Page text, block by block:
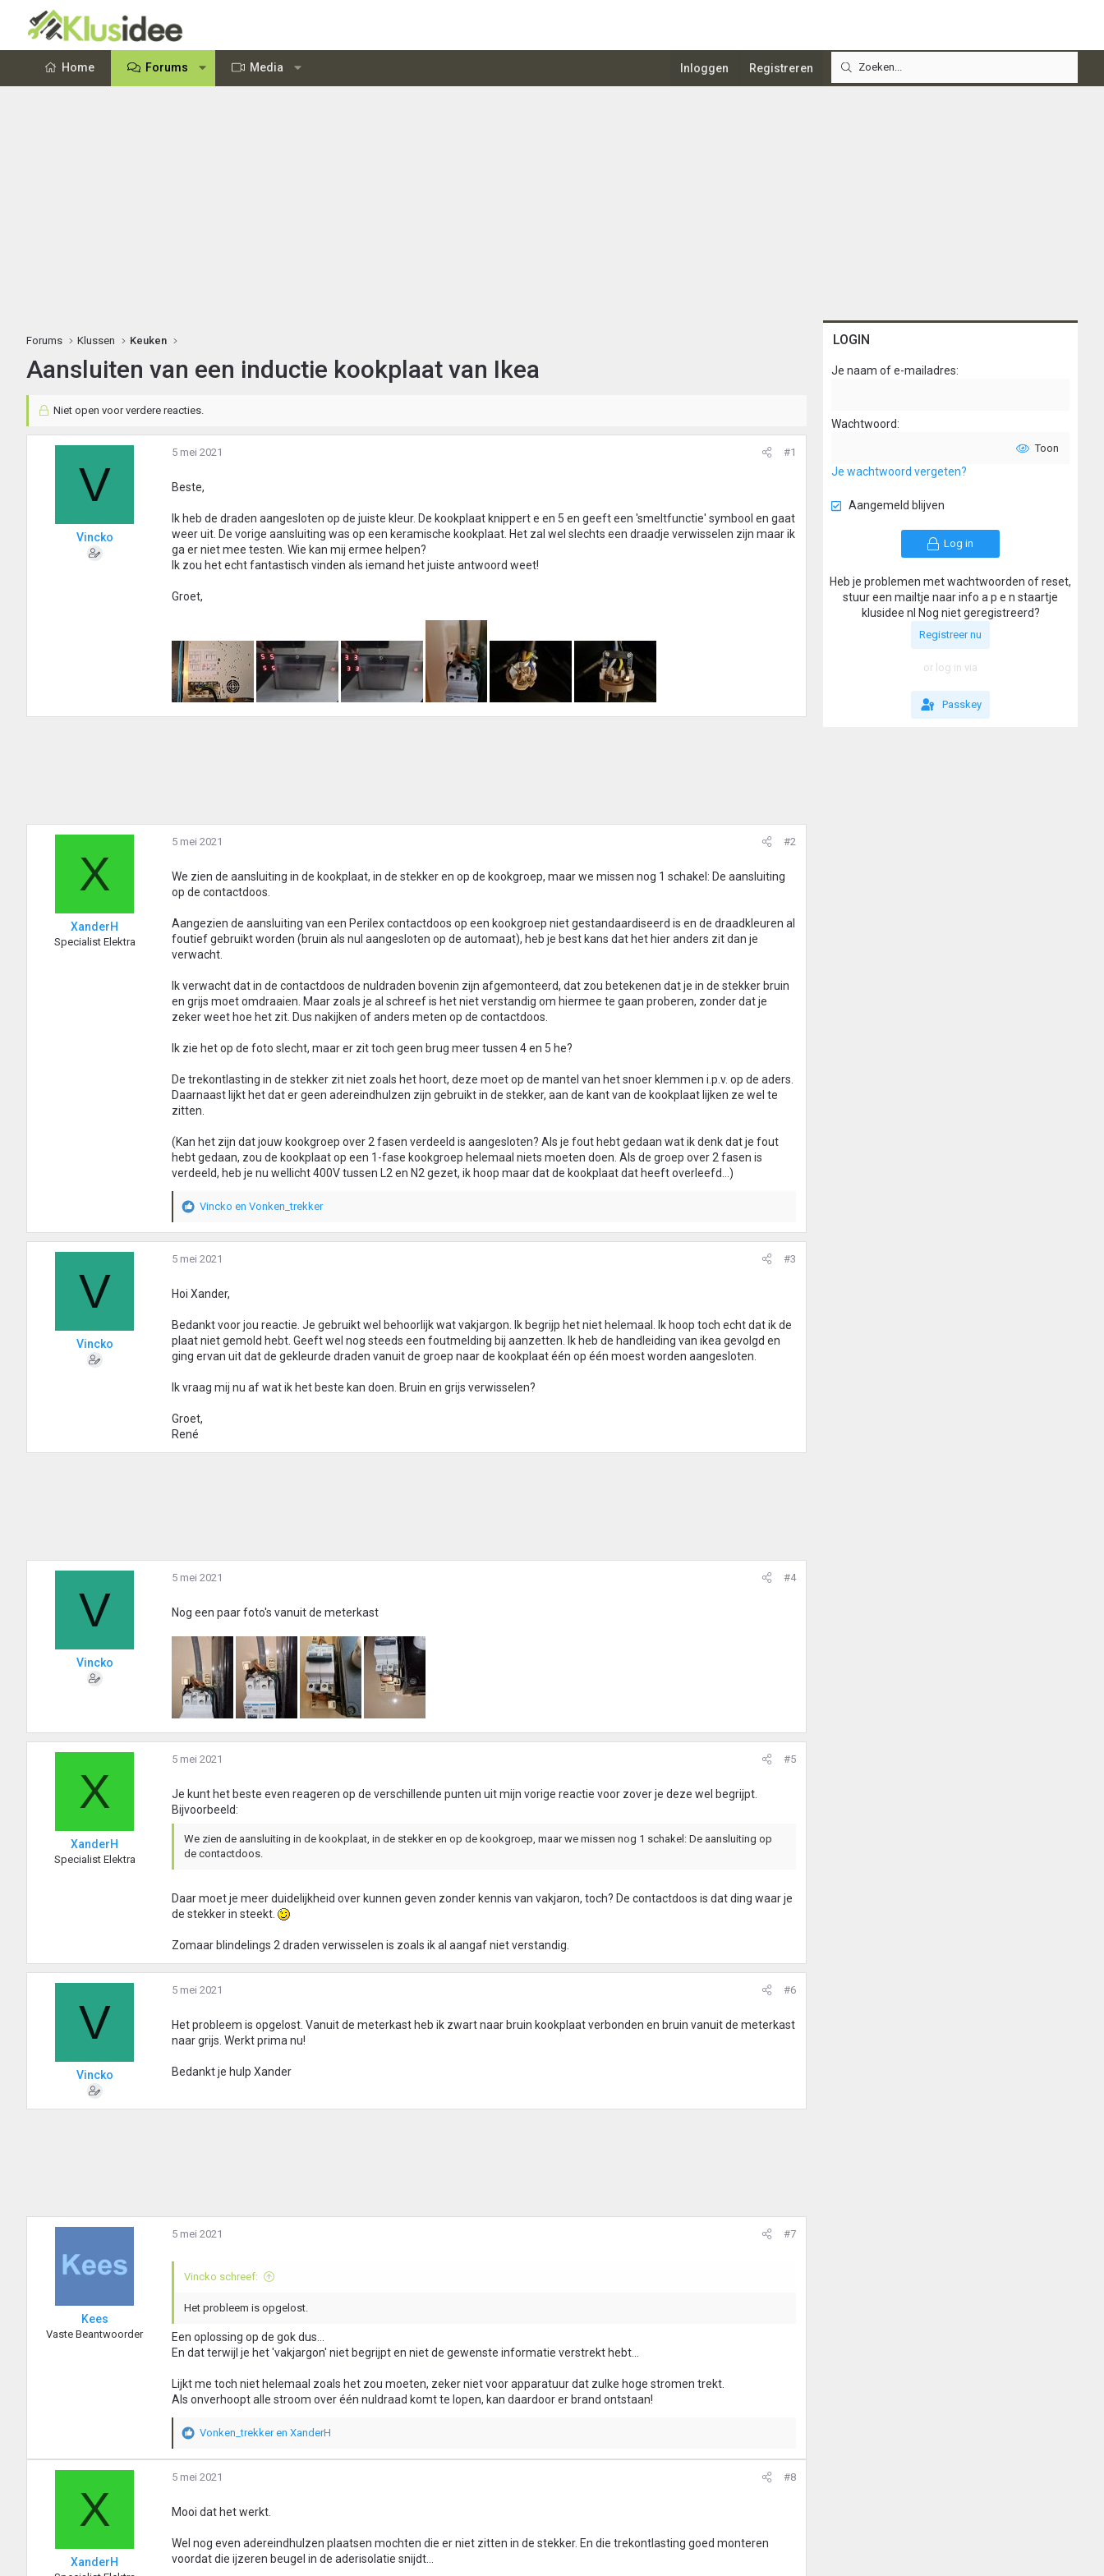
Home Forums Media Inloggen Registreren
Forums Klussen Keuken
Aansluiten van een inductie kookplaat van Ikea
Niet open voor verdere reacties.
V
Vincko
5 mei 2021 #1
Beste,
Ik heb de draden aangesloten op de juiste kleur. De kookplaat knippert e en 5 en geeft een 'smeltfunctie' symbool en gaat
weer uit. De vorige aansluiting was op een keramische kookplaat. Het zal wel slechts een draadje verwisselen zijn maar ik
ga er niet mee testen. Wie kan mij ermee helpen?
Ik zou het echt fantastisch vinden als iemand het juiste antwoord weet!
Groet,
X
XanderH
Specialist Elektra
5 mei 2021 #2
We zien de aansluiting in de kookplaat, in de stekker en op de kookgroep, maar we missen nog 1 schakel: De aansluiting
op de contactdoos.
Aangezien de aansluiting van een Perilex contactdoos op een kookgroep niet gestandaardiseerd is en de draadkleuren al
foutief gebruikt worden (bruin als nul aangesloten op de automaat), heb je best kans dat het hier anders zit dan je
verwacht.
Ik verwacht dat in de contactdoos de nuldraden bovenin zijn afgemonteerd, dat zou betekenen dat je in de stekker bruin
en grijs moet omdraaien. Maar zoals je al schreef is het niet verstandig om hiermee te gaan proberen, zonder dat je
zeker weet hoe het zit. Dus nakijken of anders meten op de contactdoos.
Ik zie het op de foto slecht, maar er zit toch geen brug meer tussen 4 en 5 he?
De trekontlasting in de stekker zit niet zoals het hoort, deze moet op de mantel van het snoer klemmen i.p.v. op de aders.
Daarnaast lijkt het dat er geen adereindhulzen zijn gebruikt in de stekker, aan de kant van de kookplaat lijken ze wel te
zitten.
(Kan het zijn dat jouw kookgroep over 2 fasen verdeeld is aangesloten? Als je fout hebt gedaan wat ik denk dat je fout
hebt gedaan, zou de kookplaat op een 1-fase kookgroep helemaal niets moeten doen. Als de groep over 2 fasen is
verdeeld, heb je nu wellicht 400V tussen L2 en N2 gezet, ik hoop maar dat de kookplaat dat heeft overleefd...)
W
a
r
r
n
g
e
:
Vincko en Vonken_trekker
V
Vincko
5 mei 2021 #3
Hoi Xander,
Bedankt voor jou reactie. Je gebruikt wel behoorlijk wat vakjargon. Ik begrijp het niet helemaal. Ik hoop toch echt dat ik de
plaat niet gemold hebt. Geeft wel nog steeds een foutmelding bij aanzetten. Ik heb de handleiding van ikea gevolgd en
ging ervan uit dat de gekleurde draden vanuit de groep naar de kookplaat één op één moest worden aangesloten.
Ik vraag mij nu af wat ik het beste kan doen. Bruin en grijs verwisselen?
Groet,
René
V
Vincko
5 mei 2021 #4
Nog een paar foto's vanuit de meterkast
X
XanderH
Specialist Elektra
5 mei 2021 #5
Je kunt het beste even reageren op de verschillende punten uit mijn vorige reactie voor zover je deze wel begrijpt.
Bijvoorbeeld:
We zien de aansluiting in de kookplaat, in de stekker en op de kookgroep, maar we missen nog 1 schakel: De aansluiting op
de contactdoos.
Daar moet je meer duidelijkheid over kunnen geven zonder kennis van vakjaron, toch? De contactdoos is dat ding waar je
de stekker in steekt.
Zomaar blindelings 2 draden verwisselen is zoals ik al aangaf niet verstandig.
V
Vincko
5 mei 2021 #6
Het probleem is opgelost. Vanuit de meterkast heb ik zwart naar bruin kookplaat verbonden en bruin vanuit de meterkast
naar grijs. Werkt prima nu!
Bedankt je hulp Xander
Kees
Vaste Beantwoorder
5 mei 2021 #7
Vincko schreef:
Het probleem is opgelost.
Een oplossing op de gok dus...
En dat terwijl je het 'vakjargon' niet begrijpt en niet de gewenste informatie verstrekt hebt...
Lijkt me toch niet helemaal zoals het zou moeten, zeker niet voor apparatuur dat zulke hoge stromen trekt.
Als onverhoopt alle stroom over één nuldraad komt te lopen, kan daardoor er brand ontstaan!
W
r
e
i
n
Vonken_trekkeren XanderH
X
XanderH
5 mei 2021 #8
Mooi dat het werkt.
Wel nog even adereindhulzen plaatsen mochten die er niet zitten in de stekker. En die trekontlasting goed monteren
voordat die ijzeren beugel in de aderisolatie snijdt...
LOGIN
Je naam of e-mailadres
Wachtwoord
Toon
Je wachtwoord vergeten?
Aangemeld blijven
Log in
Heb je problemen met wachtwoorden of reset,
stuur een mailtje naar info a p e n staartje
klusidee nl Nog niet geregistreerd?
Registreer nu
or log in via
Passkey